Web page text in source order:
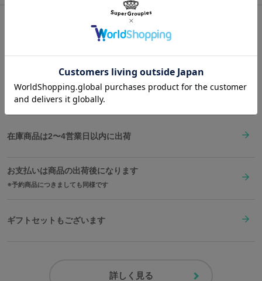
メイン収納へのアクセスは2か所から可能。スタイルに合わせて使
い分けていただくことができます。
内側にもファスナーポケットを備え、制服のラインを思わせるシッ
クなレッドで仕上げた内装もらしさを演出。
新しい季節へと踏み出してみてはいかがですか？
原産国／ 中国
素材／ 本体：ナイロン、ポリエステル、合成皮革 裏地：ポリエステル100％
サイズガイドページはこちら
Shopping Guide
👉お買い物で困った時はこちらをチェック
送料は全国一律1,000円。表示価格は全て税込みです。
在庫商品は2〜4営業日以内に出荷
お支払いは商品の出荷後になります
予約商品につきましても同様です
ギフトセットもございます
詳しく見る